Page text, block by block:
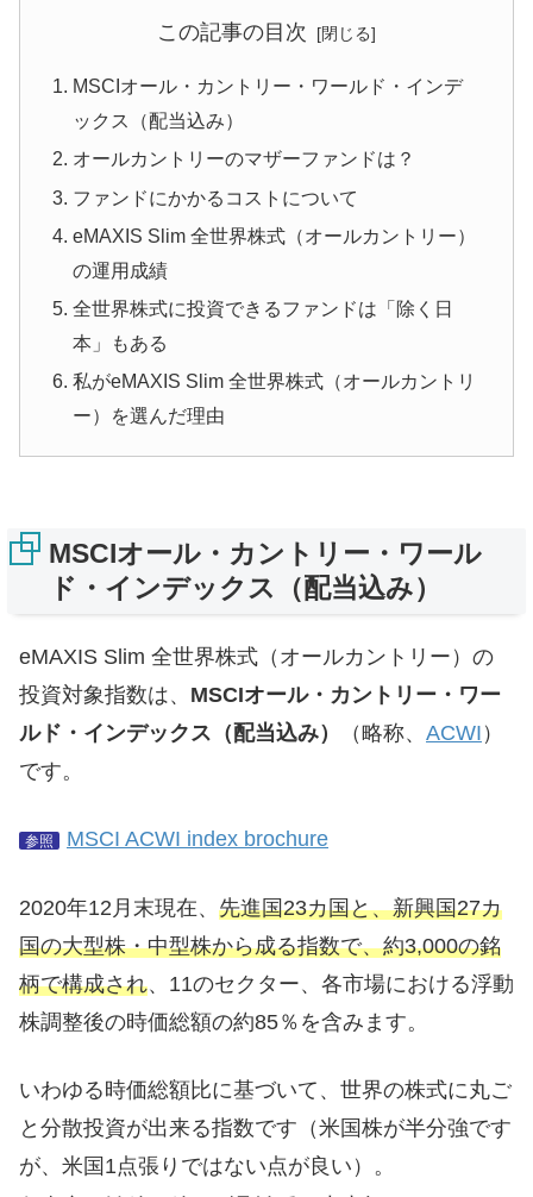
この記事の目次
MSCIオール・カントリー・ワールド・インデ
ックス（配当込み）
オールカントリーのマザーファンドは？
ファンドにかかるコストについて
eMAXIS Slim 全世界株式（オールカントリー）
の運用成績
全世界株式に投資できるファンドは「除く日
本」もある
私がeMAXIS Slim 全世界株式（オールカントリ
ー）を選んだ理由
MSCIオール・カントリー・ワール
ド・インデックス（配当込み）
eMAXIS Slim 全世界株式（オールカントリー）の
投資対象指数は、 MSCIオール・カントリー・ワー
ルド・インデックス（配当込み）
（略称、 ACWI ）
です。
参照 MSCI ACWI index brochure
2020年12月末現在、 先進国23カ国と、新興国27カ
国の大型株・中型株から成る指数で、約3,000の銘
柄で構成され、11のセクター、各市場における浮動
株調整後の時価総額の約85％を含みます。
いわゆる時価総額比に基づいて、世界の株式に丸ご
と分散投資が出来る指数です（米国株が半分強です
が、米国1点張りではない点が良い）。